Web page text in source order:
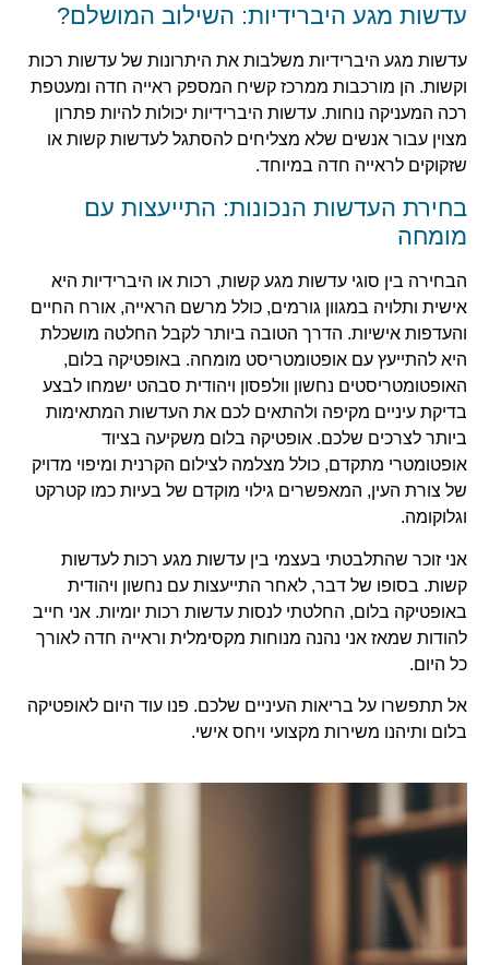
עדשות מגע היברידיות: השילוב המושלם?
עדשות מגע היברידיות משלבות את היתרונות של עדשות רכות
וקשות. הן מורכבות ממרכז קשיח המספק ראייה חדה ומעטפת
רכה המעניקה נוחות. עדשות היברידיות יכולות להיות פתרון
מצוין עבור אנשים שלא מצליחים להסתגל לעדשות קשות או
שזקוקים לראייה חדה במיוחד.
בחירת העדשות הנכונות: התייעצות עם
מומחה
הבחירה בין סוגי עדשות מגע קשות, רכות או היברידיות היא
אישית ותלויה במגוון גורמים, כולל מרשם הראייה, אורח החיים
והעדפות אישיות. הדרך הטובה ביותר לקבל החלטה מושכלת
היא להתייעץ עם אופטומטריסט מומחה. באופטיקה בלום,
האופטומטריסטים נחשון וולפסון ויהודית סבהט ישמחו לבצע
בדיקת עיניים מקיפה ולהתאים לכם את העדשות המתאימות
ביותר לצרכים שלכם. אופטיקה בלום משקיעה בציוד
אופטומטרי מתקדם, כולל מצלמה לצילום הקרנית ומיפוי מדויק
של צורת העין, המאפשרים גילוי מוקדם של בעיות כמו קטרקט
וגלוקומה.
אני זוכר שהתלבטתי בעצמי בין עדשות מגע רכות לעדשות
קשות. בסופו של דבר, לאחר התייעצות עם נחשון ויהודית
באופטיקה בלום, החלטתי לנסות עדשות רכות יומיות. אני חייב
להודות שמאז אני נהנה מנוחות מקסימלית וראייה חדה לאורך
כל היום.
אל תתפשרו על בריאות העיניים שלכם. פנו עוד היום לאופטיקה
בלום ותיהנו משירות מקצועי ויחס אישי.